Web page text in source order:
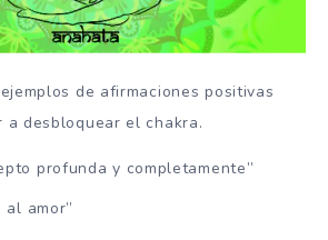
de afirmaciones positivas
a desbloquear el chakra.
profunda y completamente”
al amor”